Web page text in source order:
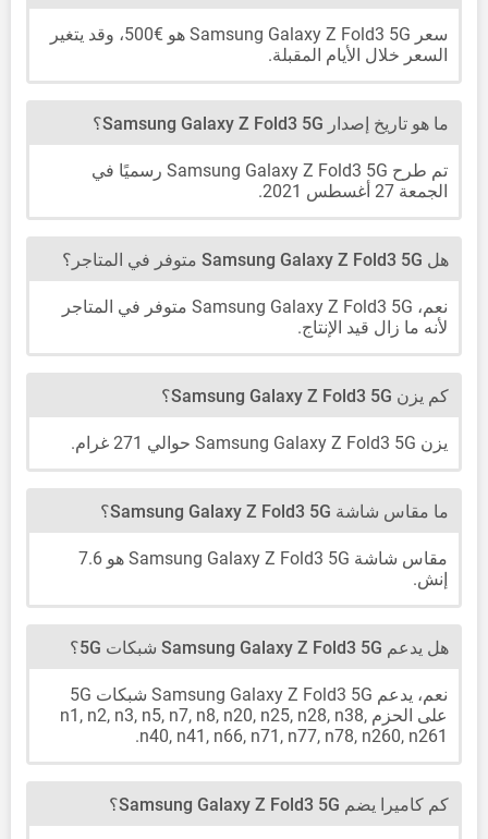
سعر Samsung Galaxy Z Fold3 5G هو €500، وقد يتغير
السعر خلال الأيام المقبلة.
ما هو تاريخ إصدار Samsung Galaxy Z Fold3 5G؟
تم طرح Samsung Galaxy Z Fold3 5G رسميًا في
الجمعة 27 أغسطس 2021.
هل Samsung Galaxy Z Fold3 5G متوفر في المتاجر؟
نعم، Samsung Galaxy Z Fold3 5G متوفر في المتاجر
لأنه ما زال قيد الإنتاج.
كم يزن Samsung Galaxy Z Fold3 5G؟
يزن Samsung Galaxy Z Fold3 5G حوالي 271 غرام.
ما مقاس شاشة Samsung Galaxy Z Fold3 5G؟
مقاس شاشة Samsung Galaxy Z Fold3 5G هو 7.6
إنش.
هل يدعم Samsung Galaxy Z Fold3 5G شبكات 5G؟
نعم، يدعم Samsung Galaxy Z Fold3 5G شبكات 5G
على الحزم n1, n2, n3, n5, n7, n8, n20, n25, n28, n38,
n40, n41, n66, n71, n77, n78, n260, n261.
كم كاميرا يضم Samsung Galaxy Z Fold3 5G؟